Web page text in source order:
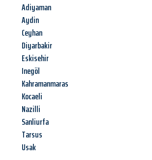
Adiyaman
Aydin
Ceyhan
Diyarbakir
Eskisehir
Inegöl
Kahramanmaras
Kocaeli
Nazilli
Sanliurfa
Tarsus
Usak